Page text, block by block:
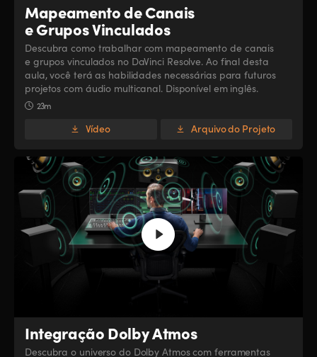
Mapeamento de Canais
e Grupos Vinculados
Descubra como trabalhar com mapeamento de canais
e grupos vinculados no DaVinci Resolve. Ao final desta
aula, você terá as habilidades necessárias para futuros
projetos com áudio multicanal. Disponível em inglês.
23m
Vídeo Arquivo do Projeto
Integração Dolby Atmos
Descubra o universo do Dolby Atmos com ferramentas